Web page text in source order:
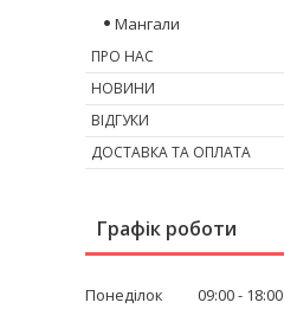
Мангали
ПРО НАС
НОВИНИ
ВІДГУКИ
ДОСТАВКА ТА ОПЛАТА
Графік роботи
Понеділок 09:00
18:00